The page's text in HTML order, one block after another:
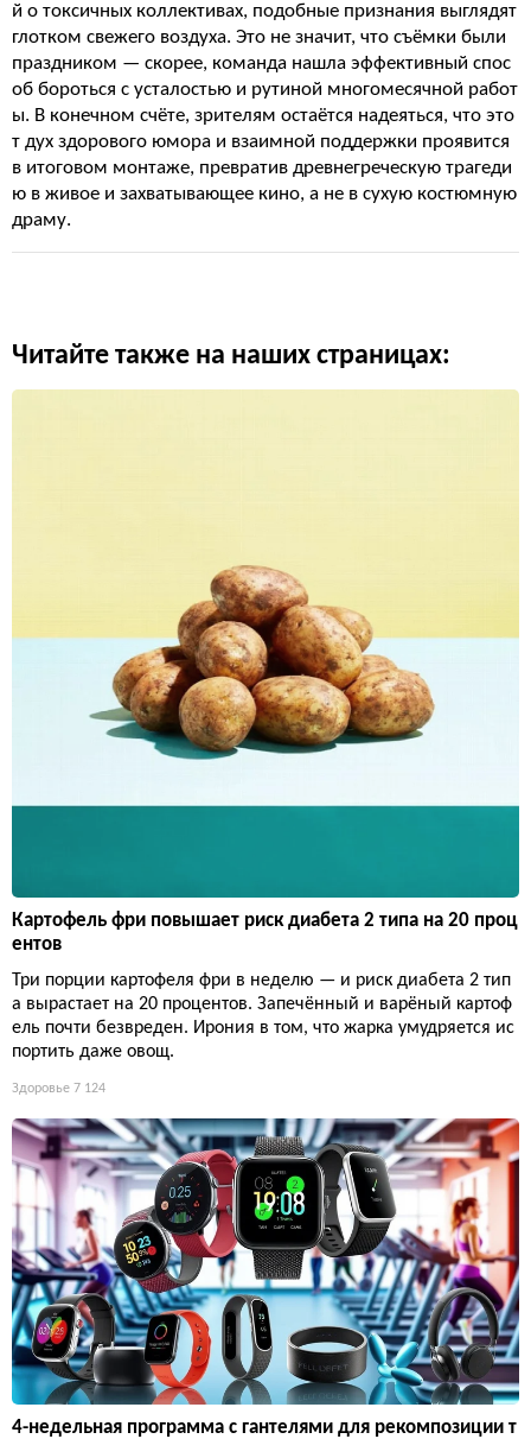
й о токсичных коллективах, подобные признания выглядят
глотком свежего воздуха. Это не значит, что съёмки были
праздником — скорее, команда нашла эффективный спос
об бороться с усталостью и рутиной многомесячной работ
ы. В конечном счёте, зрителям остаётся надеяться, что это
т дух здорового юмора и взаимной поддержки проявится
в итоговом монтаже, превратив древнегреческую трагеди
ю в живое и захватывающее кино, а не в сухую костюмную
драму.
Читайте также на наших страницах:
Картофель фри повышает риск диабета 2 типа на 20 проц
ентов
Три порции картофеля фри в неделю — и риск диабета 2 тип
а вырастает на 20 процентов. Запечённый и варёный картоф
ель почти безвреден. Ирония в том, что жарка умудряется ис
портить даже овощ.
Здоровье 7 124
4-недельная программа с гантелями для рекомпозиции т